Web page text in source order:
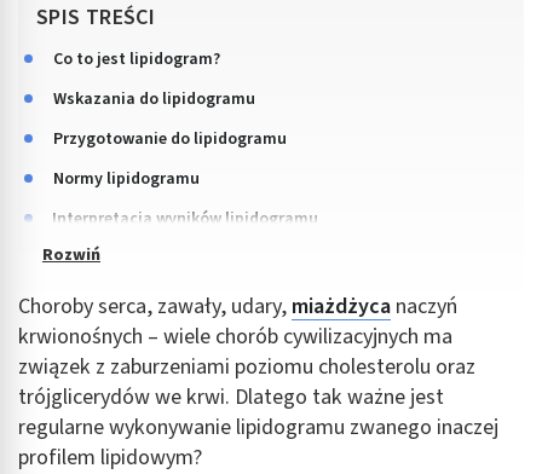
SPIS TREŚCI
Co to jest lipidogram?
Wskazania do lipidogramu
Przygotowanie do lipidogramu
Normy lipidogramu
Interpretacja wyników lipidogramu
Choroby serca, zawały, udary, miażdżyca naczyń
krwionośnych – wiele chorób cywilizacyjnych ma
związek z zaburzeniami poziomu cholesterolu oraz
trójglicerydów we krwi. Dlatego tak ważne jest
regularne wykonywanie lipidogramu zwanego inaczej
profilem lipidowym?